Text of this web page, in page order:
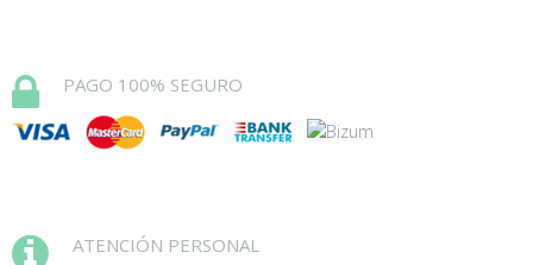
PAGO 100% SEGURO
ATENCIÓN PERSONAL